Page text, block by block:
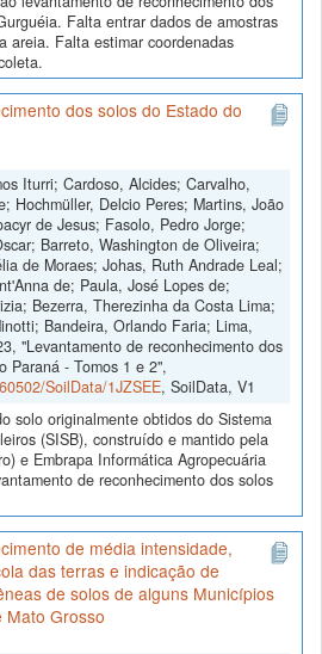
Falta entrar dados de amostras
areia. Falta estimar coordenadas
dos solos do Estado do
Iturri; Cardoso, Alcides; Carvalho,
Hochmüller, Delcio Peres; Martins, João
de Jesus; Fasolo, Pedro Jorge;
Barreto, Washington de Oliveira;
de Moraes; Johas, Ruth Andrade Leal;
de; Paula, José Lopes de;
Bezerra, Therezinha da Costa Lima;
Bandeira, Orlando Faria; Lima,
"Levantamento de reconhecimento dos
Paraná - Tomos 1 e 2",
SoilData/1JZSEE, SoilData, V1
solo originalmente obtidos do Sistema
(SISB), construído e mantido pela
e Embrapa Informática Agropecuária
de reconhecimento dos solos
de média intensidade,
das terras e indicação de
de solos de alguns Municípios
Mato Grosso